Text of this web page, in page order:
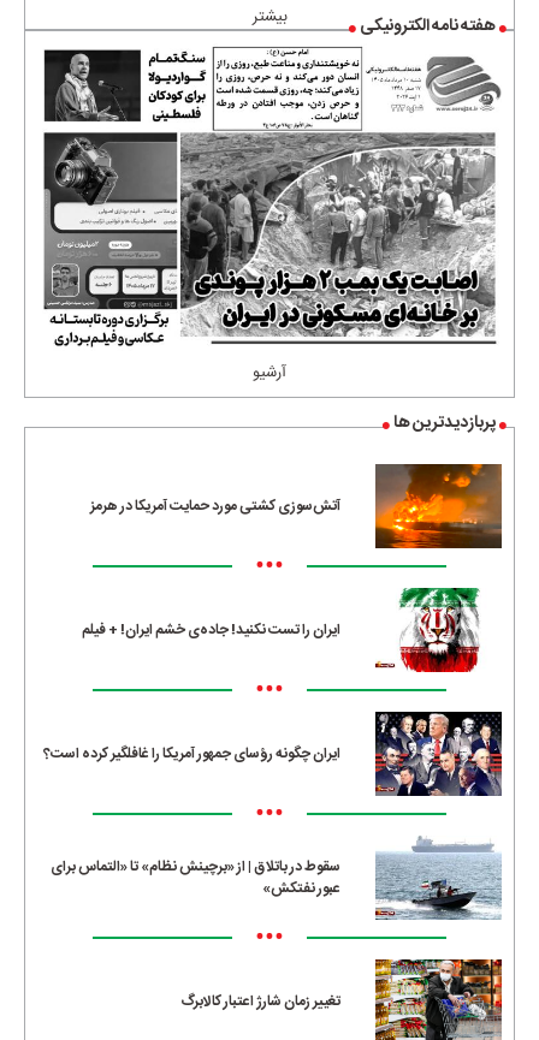
بیشتر هفته نامه الکترونیکی
آرشیو
پربازدیدترین ها
آتش‌سوزی کشتی مورد حمایت آمریکا در هرمز
•••
ایران را تست نکنید! جاده‌ی خشم ایران! + فیلم
•••
ایران چگونه رؤسای جمهور آمریکا را غافلگیر کرده است؟
•••
سقوط در باتلاق | از «برچینش نظام» تا «التماس برای
عبور نفتکش»
•••
تغییر زمان شارژ اعتبار کالابرگ